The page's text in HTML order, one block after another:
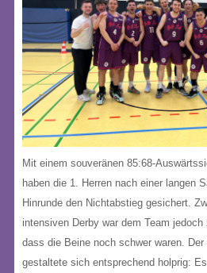
Mit einem souveränen 85:68-
haben die 1. Herren nach einer langen
Hinrunde den Nichtabstieg gesichert.
intensiven Derby war dem Team
dass die Beine noch schwer waren.
gestaltete sich entsprechend holprig: